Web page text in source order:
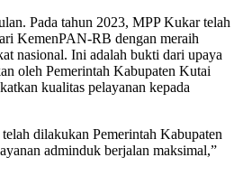
Pada tahun 2023, MPP Kukar telah
KemenPAN-RB dengan meraih
nasional. Ini adalah bukti dari upaya
oleh Pemerintah Kabupaten Kutai
kualitas pelayanan kepada
dilakukan Pemerintah Kabupaten
adminduk berjalan maksimal,”